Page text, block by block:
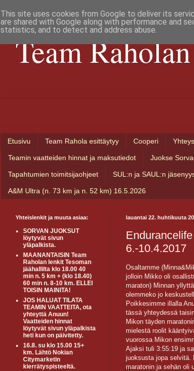
Team
Etusivu Team Rahola esittäytyy Cooperi
Teamin vaatteiden hinnat ja maksutiedot Juokse
Tapahtumien toimitsijaohjeet SUL:n ja SAUL:n
A&M Ultra (n. 73 km ja n. 52 km) 16.5.2026
lauantai 22. huhtikuuta
6.-10.4.2017
Osaltamme
jolloin Mikko oli
maraton) Minnan
olemmeko jo
Poikkesimme illalla
tässä yhteydessä
Mikon täyden
mielestä roolit
vuorossa Mikon
Ajaksi tuli 3:55:19 ja
juoksusta jopa selvitä.
maratonin ja sehän oli
Yhteislenkit ja muuta asiaa:
SORVAN JUOKSUT
löytyvät sivun
yläpalkista.
MAANANTAISIN Team
Raholan lenkit Tesoman
jäähallilta klo 18.00 40
min n. 5 km + (klo 18.40)
60 min n. 8-10 km. ELLEI
TOISIN MAINITA!
JOS HALUAT TILATA
TEAMIN VAATTEITA, ota
yhteyttä Anuun!
Vaatteiden hinnat
löytyvät sivun yläpalkista
heti kun on päivitetty.
16.8. su klo 15.00 15+
km. Lähtö Nokian
Citymarketin
kierrätyspisteeltä.
This site uses cookies from Google to deliver its
are shared with Google along with performance and
statistics, and to detect and address abuse.